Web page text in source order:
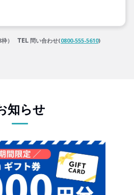
） 問い合わせ(0800-555-5610)
知らせ